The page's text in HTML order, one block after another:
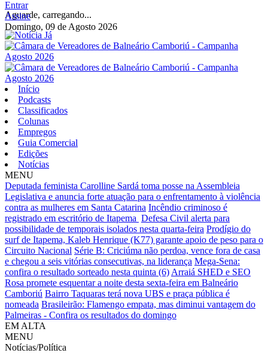
Aguarde, carregando...
Entrar
Assine
Domingo, 09 de Agosto 2026
Início
Podcasts
Classificados
Colunas
Empregos
Guia Comercial
Edições
Notícias
MENU
Deputada feminista Carolline Sardá toma posse na Assembleia
Legislativa e anuncia forte atuação para o enfrentamento à violência
contra as mulheres em Santa Catarina Incêndio criminoso é
registrado em escritório de Itapema Defesa Civil alerta para
possibilidade de temporais isolados nesta quarta-feira Prodígio do
surf de Itapema, Kaleb Henrique (K77) garante apoio de peso para o
Circuito Nacional Série B: Criciúma não perdoa, vence fora de casa
e chegou a seis vitórias consecutivas, na liderança Mega-Sena:
confira o resultado sorteado nesta quinta (6) Arraiá SHED e SEO
Rosa promete esquentar a noite desta sexta-feira em Balneário
Camboriú Bairro Taquaras terá nova UBS e praça pública é
nomeada Brasileirão: Flamengo empata, mas diminui vantagem do
Palmeiras - Confira os resultados do domingo
EM ALTA
MENU
Notícias/Política